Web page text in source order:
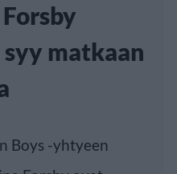
syy matkaan
Boys -yhtyeen